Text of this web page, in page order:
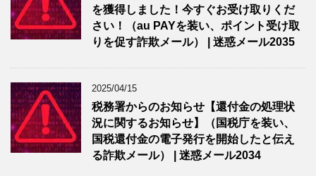
を獲得しました！今すぐお受け取りくだ
さい！（au PAYを装い、ポイント受け取
りを促す詐欺メール） | 迷惑メール2035
2025/04/15
税務署からのお知らせ【還付金の処理状
況に関するお知らせ】（国税庁を装い、
国税還付金の電子発行を開始したと伝え
る詐欺メール） | 迷惑メール2034